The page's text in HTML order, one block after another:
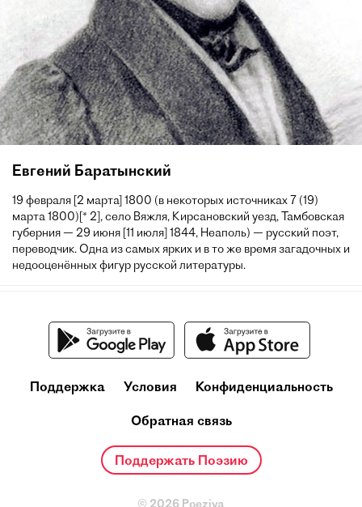
Евгений Баратынский
19 февраля [2 марта] 1800 (в некоторых источниках 7 (19)
марта 1800)[* 2], село Вяжля, Кирсановский уезд, Тамбовская
губерния — 29 июня [11 июля] 1844, Неаполь) — русский поэт,
переводчик. Одна из самых ярких и в то же время загадочных и
недооценённых фигур русской литературы.
Поддержка Условия Конфиденциальность
Обратная связь
Поддержать Поэзию
© 2026 Poeziya